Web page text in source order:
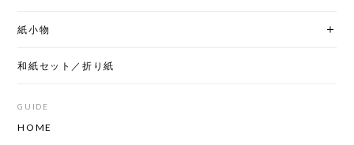
紙小物
和紙セット／折り紙
GUIDE
HOME